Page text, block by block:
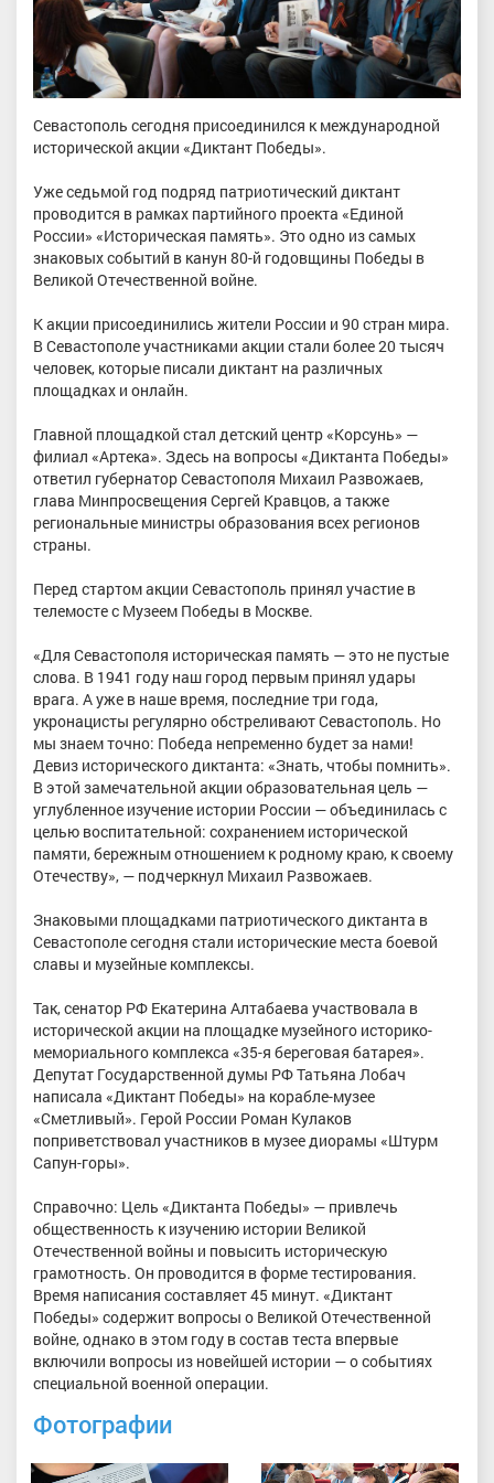
Севастополь сегодня присоединился к международной
исторической акции «Диктант Победы».
Уже седьмой год подряд патриотический диктант
проводится в рамках партийного проекта «Единой
России» «Историческая память». Это одно из самых
знаковых событий в канун 80-й годовщины Победы в
Великой Отечественной войне.
К акции присоединились жители России и 90 стран мира.
В Севастополе участниками акции стали более 20 тысяч
человек, которые писали диктант на различных
площадках и онлайн.
Главной площадкой стал детский центр «Корсунь» —
филиал «Артека». Здесь на вопросы «Диктанта Победы»
ответил губернатор Севастополя Михаил Развожаев,
глава Минпросвещения Сергей Кравцов, а также
региональные министры образования всех регионов
страны.
Перед стартом акции Севастополь принял участие в
телемосте с Музеем Победы в Москве.
«Для Севастополя историческая память — это не пустые
слова. В 1941 году наш город первым принял удары
врага. А уже в наше время, последние три года,
укронацисты регулярно обстреливают Севастополь. Но
мы знаем точно: Победа непременно будет за нами!
Девиз исторического диктанта: «Знать, чтобы помнить».
В этой замечательной акции образовательная цель —
углубленное изучение истории России — объединилась с
целью воспитательной: сохранением исторической
памяти, бережным отношением к родному краю, к своему
Отечеству», — подчеркнул Михаил Развожаев.
Знаковыми площадками патриотического диктанта в
Севастополе сегодня стали исторические места боевой
славы и музейные комплексы.
Так, сенатор РФ Екатерина Алтабаева участвовала в
исторической акции на площадке музейного историко-
мемориального комплекса «35-я береговая батарея».
Депутат Государственной думы РФ Татьяна Лобач
написала «Диктант Победы» на корабле-музее
«Сметливый». Герой России Роман Кулаков
поприветствовал участников в музее диорамы «Штурм
Сапун-горы».
Справочно: Цель «Диктанта Победы» — привлечь
общественность к изучению истории Великой
Отечественной войны и повысить историческую
грамотность. Он проводится в форме тестирования.
Время написания составляет 45 минут. «Диктант
Победы» содержит вопросы о Великой Отечественной
войне, однако в этом году в состав теста впервые
включили вопросы из новейшей истории — о событиях
специальной военной операции.
Фотографии